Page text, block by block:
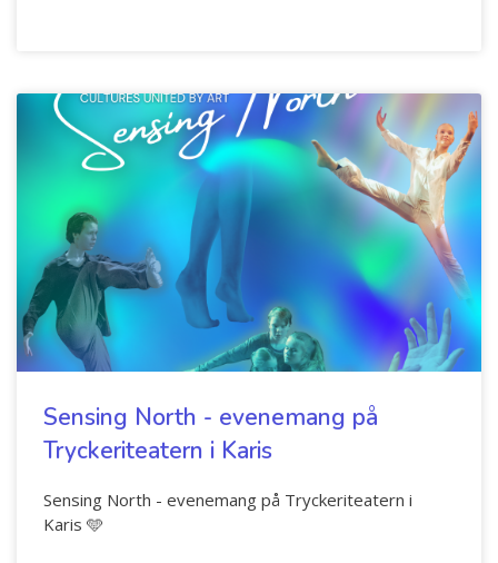
Sensing North - evenemang på
Tryckeriteatern i Karis
Sensing North - evenemang på Tryckeriteatern i
Karis 🩵